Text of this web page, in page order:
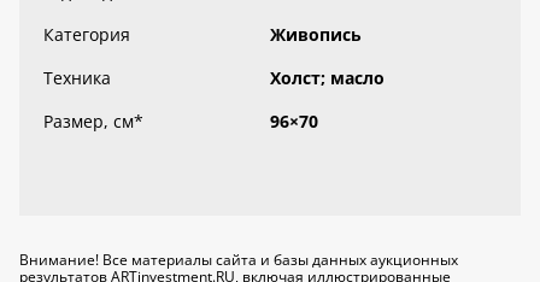
Категория
Живопись
Техника
Холст; масло
Размер, см* 96×70
Внимание! Все материалы сайта и базы данных аукционных
результатов ARTinvestment.RU, включая иллюстрированные